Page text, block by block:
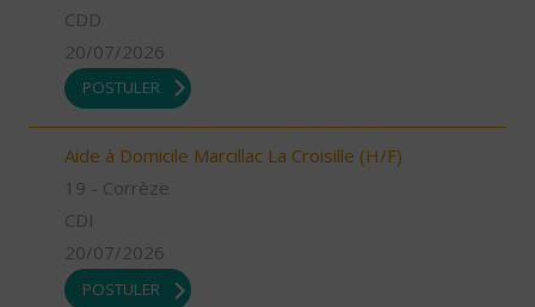
CDD
20/07/2026
POSTULER
Aide à Domicile Marcillac La Croisille (H/F)
19 - Corrèze
CDI
20/07/2026
POSTULER